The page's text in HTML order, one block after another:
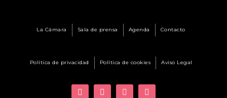
La Cámara Sala de prensa Agenda Contacto
Política de privacidad Política de cookies Aviso Legal